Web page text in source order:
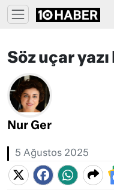
Söz uçar yazı
Nur Ger
5 Ağustos 2025